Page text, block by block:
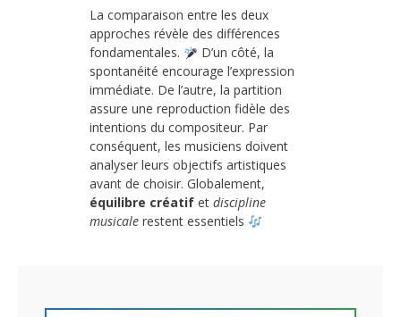
La comparaison entre les deux
approches révèle des différences
fondamentales.
D’un côté, la
spontanéité encourage l’expression
immédiate. De l’autre, la partition
assure une reproduction fidèle des
intentions du compositeur. Par
conséquent, les musiciens doivent
analyser leurs objectifs artistiques
avant de choisir. Globalement,
équilibre créatif et discipline
musicale restent essentiels